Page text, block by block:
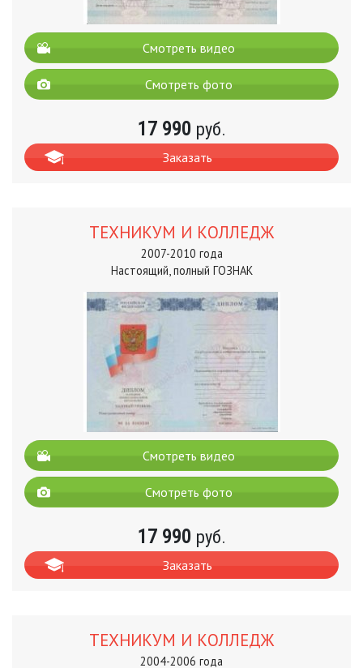
Смотреть видео
Смотреть фото
17 990 руб.
Заказать
ТЕХНИКУМ И КОЛЛЕДЖ
2007-2010 года
Настоящий, полный ГОЗНАК
Смотреть видео
Смотреть фото
17 990 руб.
Заказать
ТЕХНИКУМ И КОЛЛЕДЖ
2004-2006 года